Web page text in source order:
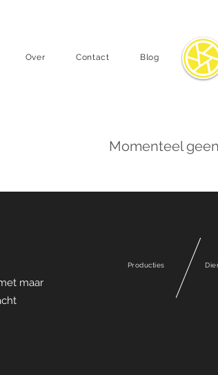
Over Contact Blog
Momenteel
maar
Producties